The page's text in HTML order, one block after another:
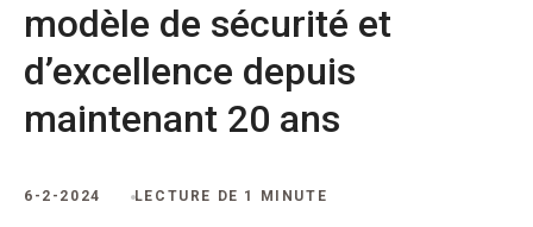
modèle de sécurité et
d’excellence depuis
maintenant 20 ans
6-2-2024 LECTURE DE 1 MINUTE